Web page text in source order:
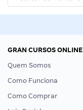
GRAN CURSOS ONLINE
Quem Somos
Como Funciona
Como Comprar